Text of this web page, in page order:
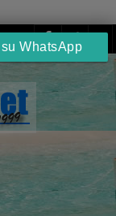
WhatsApp